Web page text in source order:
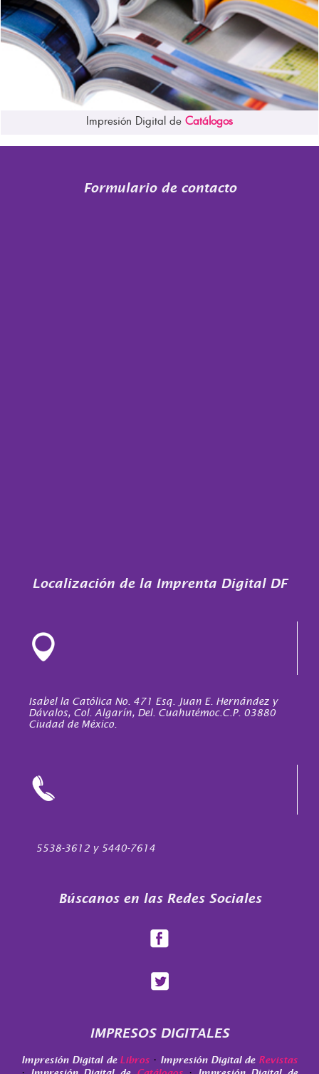
Impresión Digital de Catálogos
Formulario de contacto
Localización de la Imprenta Digital DF
Isabel la Católica No. 471 Esq. Juan E. Hernández y
Dávalos, Col. Algarín, Del. Cuahutémoc.C.P. 03880
Ciudad de México.
5538-3612 y 5440-7614
Búscanos en las Redes Sociales
IMPRESOS DIGITALES
Impresión Digital de Libros · Impresión Digital de Revistas